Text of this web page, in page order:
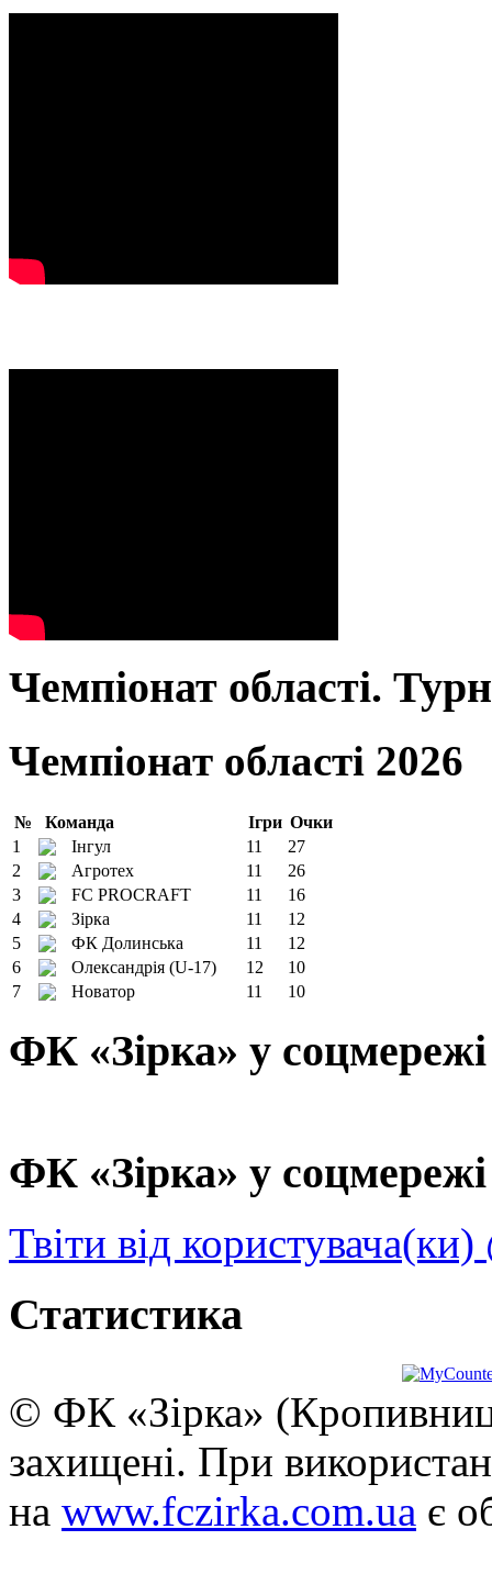
Чемпіонат області.
Чемпіонат області 2026
№ Команда Ігри Очки
1
Інгул 11
27
2
Агротех 11
26
3
FC PROCRAFT 11
16
4
Зірка 11
12
5
ФК Долинська 11
12
6
Олександрія (U-17) 12
10
7
Новатор 11 10
ФК «Зірка» у
ФК «Зірка» у
Твіти від
Статистика
© ФК «Зірка»
захищені. При
на www.fczirka.com.ua є